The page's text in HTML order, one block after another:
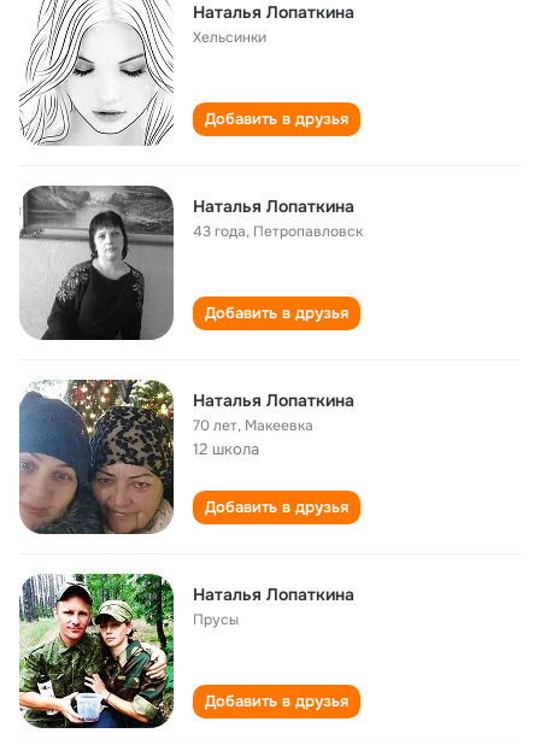
Наталья Лопаткина
Хельсинки
Добавить в друзья
Наталья Лопаткина
43 года, Петропавловск
Добавить в друзья
Наталья Лопаткина
70 лет, Макеевка
12 школа
Добавить в друзья
Наталья Лопаткина
Прусы
Добавить в друзья